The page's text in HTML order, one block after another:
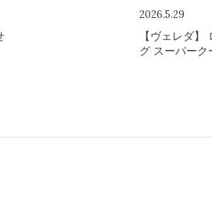
2026.5.29
【ヴェレダ
グ スーパー